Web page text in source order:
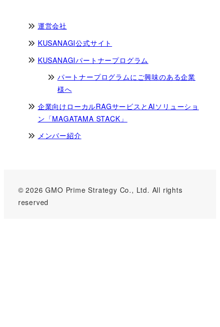
運営会社
KUSANAGI公式サイト
KUSANAGIパートナープログラム
パートナープログラムにご興味のある企業
様へ
企業向けローカルRAGサービスとAIソリューショ
ン「MAGATAMA STACK」
メンバー紹介
© 2026 GMO Prime Strategy Co., Ltd. All rights
reserved